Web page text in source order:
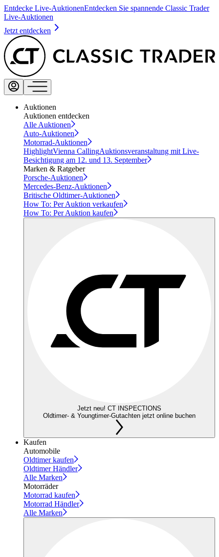
Entdecke Live-AuktionenEntdecken Sie spannende Classic Trader
Live-Auktionen
Jetzt entdecken
Auktionen
Auktionen entdecken
Alle Auktionen
Auto-Auktionen
Motorrad-Auktionen
HighlightVienna CallingAuktionsveranstaltung mit Live-
Besichtigung am 12. und 13. September
Marken & Ratgeber
Porsche-Auktionen
Mercedes-Benz-Auktionen
Britische Oldtimer-Auktionen
How To: Per Auktion verkaufen
How To: Per Auktion kaufen
Jetzt neu! CT INSPECTIONS
Oldtimer- & Youngtimer-Gutachten jetzt online buchen
Kaufen
Automobile
Oldtimer kaufen
Oldtimer Händler
Alle Marken
Motorräder
Motorrad kaufen
Motorrad Händler
Alle Marken